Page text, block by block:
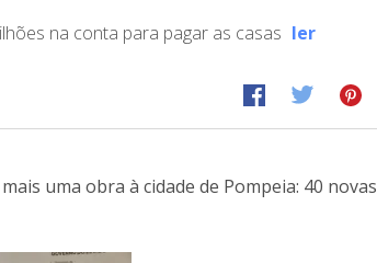
na conta para pagar as casas ler
uma obra à cidade de Pompeia: 40 novas